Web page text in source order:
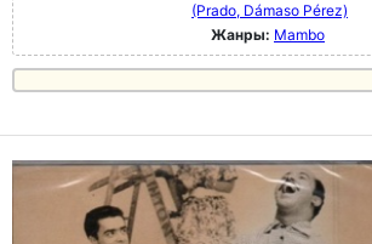
(Prado, Dámaso Pérez)
Жанры: Mambo